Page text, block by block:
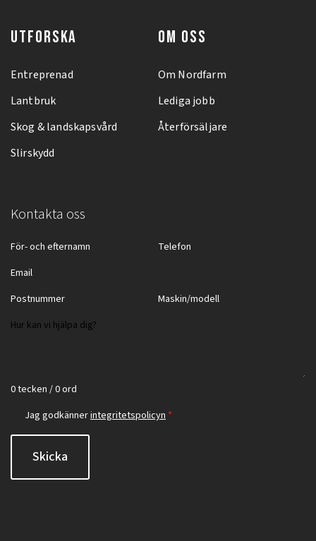
UTFORSKA
Entreprenad
Lantbruk
Skog & landskapsvård
Slirskydd
OM OSS
Om Nordfarm
Lediga jobb
Återförsäljare
Kontakta oss
0 tecken / 0 ord
Jag godkännerintegritetspolicyn *
Skicka